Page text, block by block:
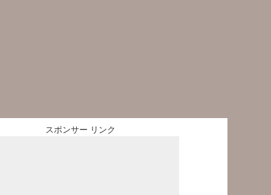
スポンサー リンク